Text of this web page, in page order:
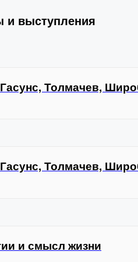
выступления
Толмачев,
Толмачев,
и смысл жизни